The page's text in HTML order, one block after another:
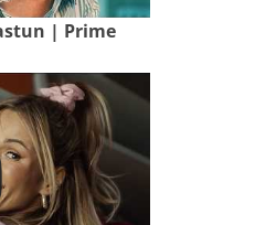
| Prime